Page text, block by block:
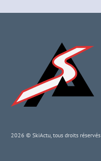
2026 © SkiActu, tous droits réservés